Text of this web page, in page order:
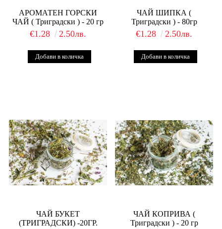
АРОМАТЕН ГОРСКИ
ЧАЙ ( Триградски ) - 20 гр
€1.28 2.50лв.
ЧАЙ ШИПКА (
Триградски ) - 80гр
€1.28 2.50лв.
ЧАЙ БУКЕТ
(ТРИГРАДСКИ) -20ГР.
ЧАЙ КОПРИВА (
Триградски ) - 20 гр